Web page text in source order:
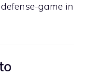
game in